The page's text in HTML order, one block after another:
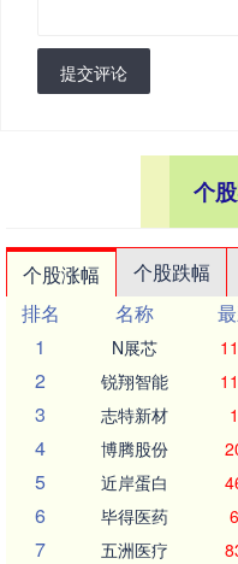
提交评论
个
个股涨幅 个股跌幅
排名
名称
1
N展芯
2 锐翔智能
3 志特新材
4 博腾股份
5 近岸蛋白
6 毕得医药
7 五洲医疗